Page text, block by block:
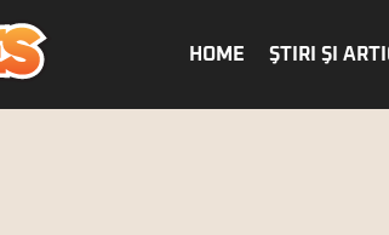
HOME ŞTIRI ŞI